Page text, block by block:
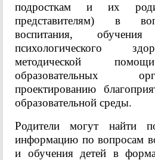
подросткам и их
представителям) в
воспитания,
психологического
методической
образовательных
проектированию
образовательной среды.
Родители могут найти
информацию по вопросам
и обучения детей в